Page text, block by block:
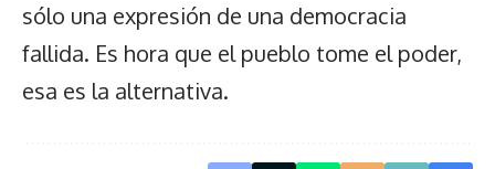
sólo una expresión de una democracia
fallida. Es hora que el pueblo tome el poder,
esa es la alternativa.